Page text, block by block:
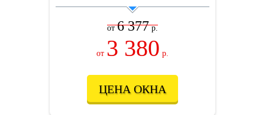
от6 377р.
от 3 380 р.
ЦЕНА ОКНА